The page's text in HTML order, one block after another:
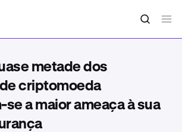
metade dos
criptomoeda
a maior ameaça à sua